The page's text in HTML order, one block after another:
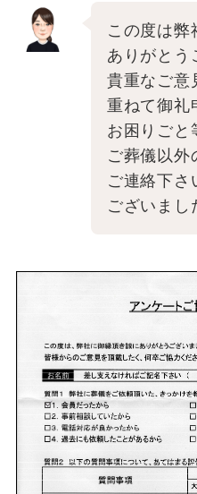
この度は弊
ありがとう
貴重なご意
重ねて御礼
お困りごと
ご葬儀以外
ご連絡下さ
ございまし